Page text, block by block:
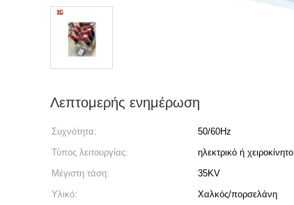
Λεπτομερής ενημέρωση
Συχνότητα: 50/60Hz
Τύπος λειτουργίας:
ηλεκτρικό ή χειροκίνητο
Μέγιστη τάση:
35KV
Υλικό:
Χαλκός/πορσελάνη